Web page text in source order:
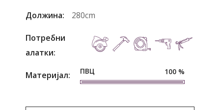
Должина: 280cm
Потребни
алатки:
Материјал: ПВЦ 100 %